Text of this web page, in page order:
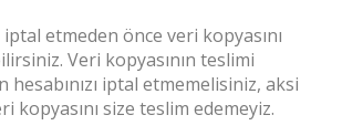
iptal etmeden önce veri kopyasını
Veri kopyasının teslimi
hesabınızı iptal etmemelisiniz, aksi
kopyasını size teslim edemeyiz.